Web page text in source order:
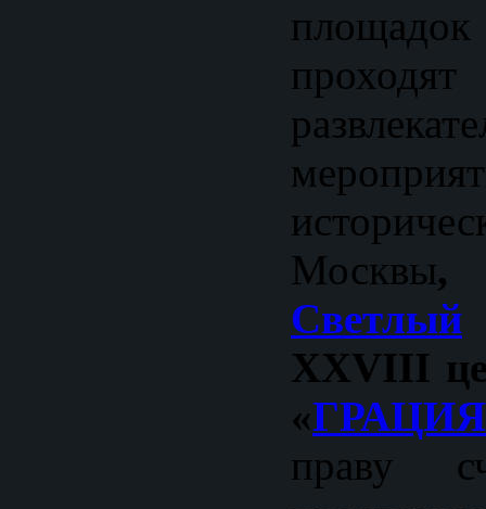
Москвы,
Светлый
ХXVIII
«ГРАЦИЯ
праву